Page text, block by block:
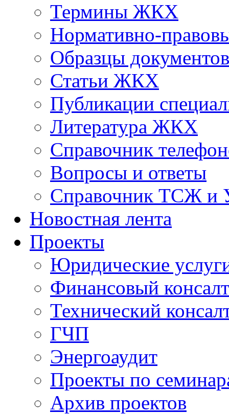
Термины ЖКХ
Нормативно-
Образцы документов
Статьи ЖКХ
Публикации
Литература ЖКХ
Справочник
Вопросы и ответы
Справочник ТСЖ и
Новостная лента
Проекты
Юридические
Финансовый
Технический
ГЧП
Энергоаудит
Проекты по
Архив проектов